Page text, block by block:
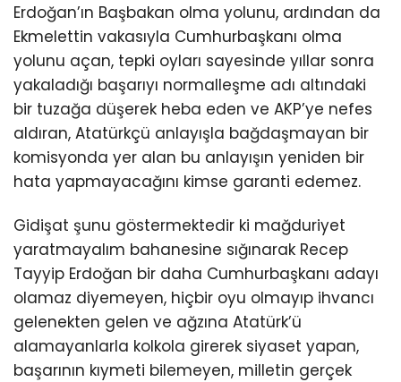
Erdoğan’ın Başbakan olma yolunu, ardından da
Ekmelettin vakasıyla Cumhurbaşkanı olma
yolunu açan, tepki oyları sayesinde yıllar sonra
yakaladığı başarıyı normalleşme adı altındaki
bir tuzağa düşerek heba eden ve AKP’ye nefes
aldıran, Atatürkçü anlayışla bağdaşmayan bir
komisyonda yer alan bu anlayışın yeniden bir
hata yapmayacağını kimse garanti edemez.
Gidişat şunu göstermektedir ki mağduriyet
yaratmayalım bahanesine sığınarak Recep
Tayyip Erdoğan bir daha Cumhurbaşkanı adayı
olamaz diyemeyen, hiçbir oyu olmayıp ihvancı
gelenekten gelen ve ağzına Atatürk’ü
alamayanlarla kolkola girerek siyaset yapan,
başarının kıymeti bilemeyen, milletin gerçek